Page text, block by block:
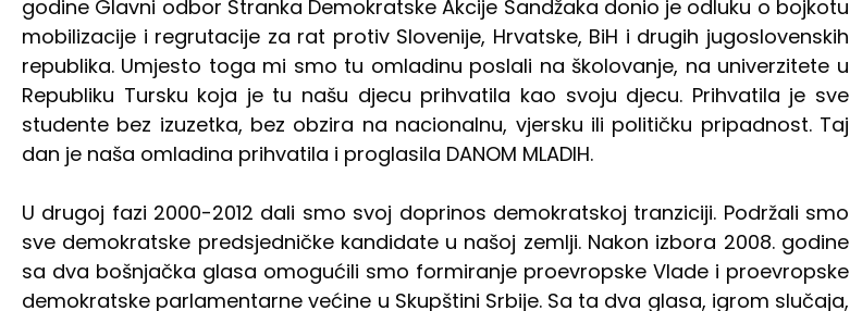
godine Glavni odbor Stranka Demokratske Akcije Sandžaka donio je odluku o bojkotu
mobilizacije i regrutacije za rat protiv Slovenije, Hrvatske, BiH i drugih jugoslovenskih
republika. Umjesto toga mi smo tu omladinu poslali na školovanje, na univerzitete u
Republiku Tursku koja je tu našu djecu prihvatila kao svoju djecu. Prihvatila je sve
studente bez izuzetka, bez obzira na nacionalnu, vjersku ili političku pripadnost. Taj
dan je naša omladina prihvatila i proglasila DANOM MLADIH.
U drugoj fazi 2000-2012 dali smo svoj doprinos demokratskoj tranziciji. Podržali smo
sve demokratske predsjedničke kandidate u našoj zemlji. Nakon izbora 2008. godine
sa dva bošnjačka glasa omogućili smo formiranje proevropske Vlade i proevropske
demokratske parlamentarne većine u Skupštini Srbije. Sa ta dva glasa, igrom slučaja,